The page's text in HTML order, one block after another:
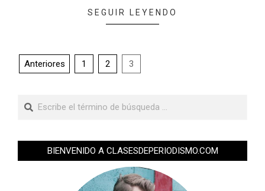
SEGUIR LEYENDO
Anteriores 1 2 3
BIENVENIDO A CLASESDEPERIODISMO.COM